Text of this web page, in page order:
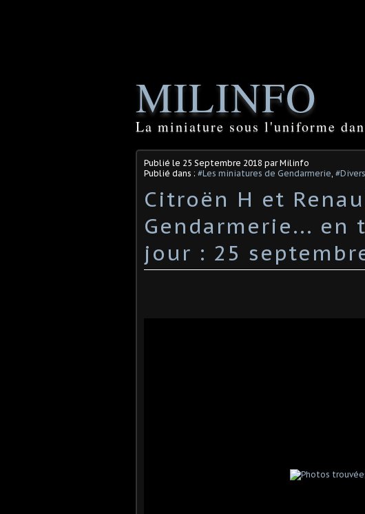
MILINFO
La miniature sous l'uniforme
Publié le 25 Septembre 2018 par Milinfo
Publié dans : #Les miniatures de Gendarmerie, #Divers
Citroën H et
Gendarmerie... en
jour : 25